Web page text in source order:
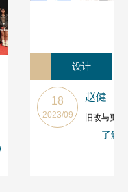
设计
18
2023/09
赵健
旧改与更新
了解